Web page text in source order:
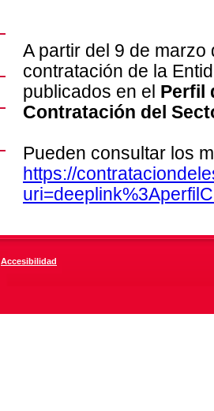
A partir del 9 de
contratación de la
publicados en el Perfil
Contratación del
Pueden consultar los
https://
Accesibilidad